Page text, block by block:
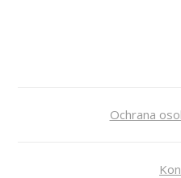
Ochrana